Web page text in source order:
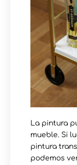
La pintura
mueble. Si
pintura
podemos